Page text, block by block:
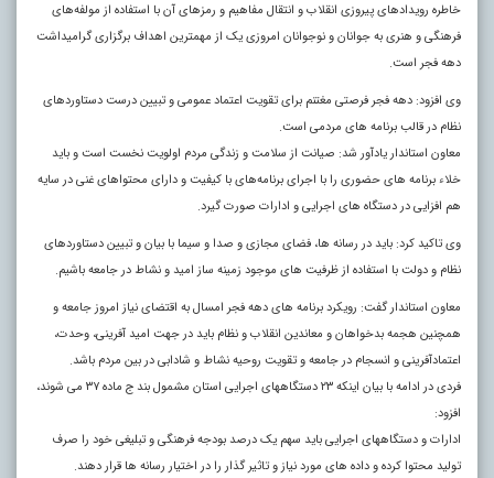
خاطره رویدادهای پیروزی انقلاب و انتقال مفاهیم و رمزهای آن با استفاده از مولفه‌های
فرهنگی و هنری به جوانان و نوجوانان امروزی یک از مهمترین اهداف برگزاری گرامیداشت
دهه فجر است.
وی افزود: دهه فجر فرصتی مغتنم برای تقویت اعتماد عمومی و تبیین درست دستاوردهای
نظام در قالب برنامه های مردمی است.
معاون استاندار یادآور شد: صیانت از سلامت و زندگی مردم اولویت نخست است و باید
خلاء برنامه های حضوری را با اجرای برنامه‌های با کیفیت و دارای محتواهای غنی در سایه
هم افزایی در دستگاه های اجرایی و ادارات صورت گیرد.
وی تاکید کرد: باید در رسانه ها، فضای مجازی و صدا و سیما با بیان و تبیین دستاوردهای
نظام و دولت با استفاده از ظرفیت های موجود زمینه ساز امید و نشاط در جامعه باشیم.
معاون استاندار گفت: رویکرد برنامه های دهه فجر امسال به اقتضای نیاز امروز جامعه و
همچنین هجمه بدخواهان و معاندین انقلاب و نظام باید در جهت امید آفرینی، وحدت،
اعتمادآفرینی و انسجام در جامعه و تقویت روحیه نشاط و شادابی در بین مردم باشد.
فردی در ادامه با بیان اینکه ۲۳ دستگاههای اجرایی استان مشمول بند ج ماده ۳۷ می شوند،
افزود:
ادارات و دستگاههای اجرایی باید سهم یک درصد بودجه فرهنگی و تبلیغی خود را صرف
تولید محتوا کرده و داده های مورد نیاز و تاثیر گذار را در اختیار رسانه ها قرار دهند.